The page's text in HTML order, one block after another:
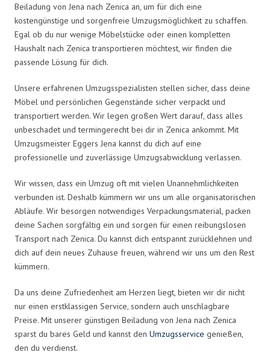
Beiladung von Jena nach Zenica an, um für dich eine
kostengünstige und sorgenfreie Umzugsmöglichkeit zu schaffen.
Egal ob du nur wenige Möbelstücke oder einen kompletten
Haushalt nach Zenica transportieren möchtest, wir finden die
passende Lösung für dich.
Unsere erfahrenen Umzugsspezialisten stellen sicher, dass deine
Möbel und persönlichen Gegenstände sicher verpackt und
transportiert werden. Wir legen großen Wert darauf, dass alles
unbeschadet und termingerecht bei dir in Zenica ankommt. Mit
Umzugsmeister Eggers Jena kannst du dich auf eine
professionelle und zuverlässige Umzugsabwicklung verlassen.
Wir wissen, dass ein Umzug oft mit vielen Unannehmlichkeiten
verbunden ist. Deshalb kümmern wir uns um alle organisatorischen
Abläufe. Wir besorgen notwendiges Verpackungsmaterial, packen
deine Sachen sorgfältig ein und sorgen für einen reibungslosen
Transport nach Zenica. Du kannst dich entspannt zurücklehnen und
dich auf dein neues Zuhause freuen, während wir uns um den Rest
kümmern.
Da uns deine Zufriedenheit am Herzen liegt, bieten wir dir nicht
nur einen erstklassigen Service, sondern auch unschlagbare
Preise. Mit unserer günstigen Beiladung von Jena nach Zenica
sparst du bares Geld und kannst den Umzugsservice genießen,
den du verdienst.